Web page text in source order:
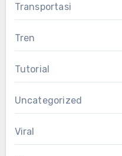
Transportasi
Tren
Tutorial
Uncategorized
Viral